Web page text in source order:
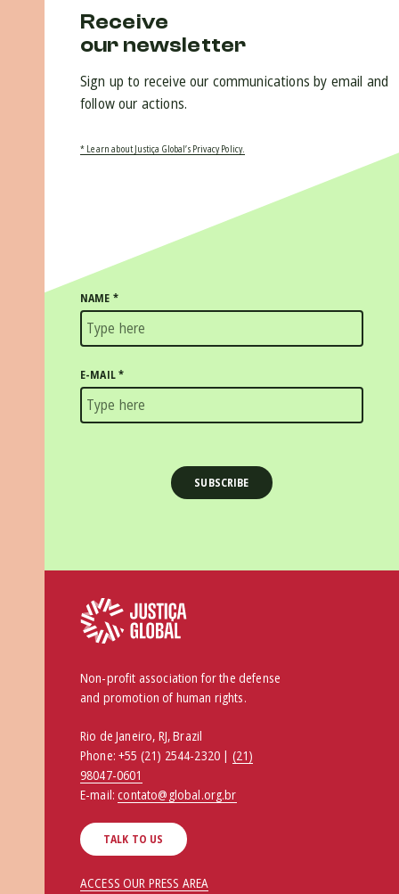
Receive
our newsletter
Sign up to receive our communications by email and
follow our actions.
* Learn about Justiça Global’s Privacy Policy.
NAME *
E-MAIL*
Non-profit association for the defense
and promotion of human rights.
Rio de Janeiro, RJ, Brazil
Phone:+55 (21) 2544-2320 | (21)
98047-0601
E-mail:contato@global.org.br
TALK TO US
ACCESS OUR PRESS AREA